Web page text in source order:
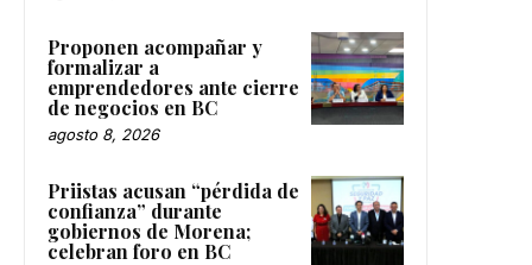
Proponen acompañar y
formalizar a
emprendedores ante cierre
de negocios en BC
agosto 8, 2026
Priistas acusan “pérdida de
confianza” durante
gobiernos de Morena;
celebran foro en BC